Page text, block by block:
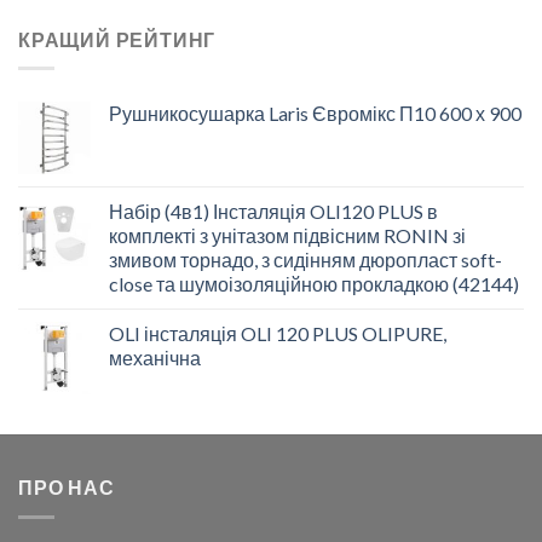
КРАЩИЙ РЕЙТИНГ
Рушникосушарка Laris Євромікс П10 600 х 900
Набір (4в1) Інсталяція OLI120 PLUS в
комплекті з унітазом підвісним RONIN зі
змивом торнадо, з сидінням дюропласт soft-
close та шумоізоляційною прокладкою (42144)
OLI інсталяція OLI 120 PLUS OLIPURE,
механічна
ПРО НАС